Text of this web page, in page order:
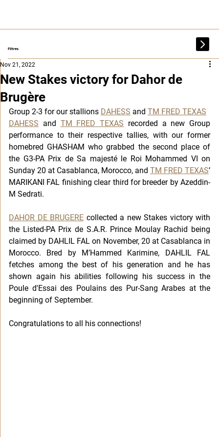
Filtres
New Stakes victory for Dahor de
Brugère
Nov 21, 2022
Group 2-3 for our stallions DAHESS and TM FRED TEXAS
DAHESS and TM FRED TEXAS recorded a new Group
performance to their respective tallies, with our former
homebred GHASHAM who grabbed the second place of
the G3-PA Prix de Sa majesté le Roi Mohammed VI on
Sunday 20 at Casablanca, Morocco, and TM FRED TEXAS’
MARIKANI FAL finishing clear third for breeder by Azeddin-
M Sedrati.
DAHOR DE BRUGERE collected a new Stakes victory with
the Listed-PA Prix de S.A.R. Prince Moulay Rachid being
claimed by DAHLIL FAL on November, 20 at Casablanca in
Morocco. Bred by M’Hammed Karimine, DAHLIL FAL
fetches among the best of his generation and he has
shown again his abilities following his success in the
Poule d'Essai des Poulains des Pur-Sang Arabes at the
beginning of September.
Congratulations to all his connections!